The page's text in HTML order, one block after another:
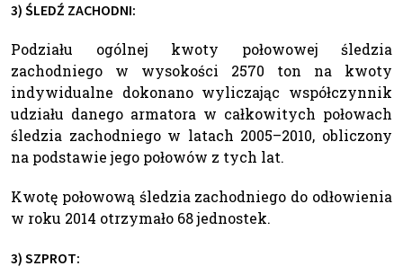
3) ŚLEDŹ ZACHODNI:
Podziału ogólnej kwoty połowowej śledzia
zachodniego w wysokości 2570 ton na kwoty
indywidualne dokonano wyliczając współczynnik
udziału danego armatora w całkowitych połowach
śledzia zachodniego w latach 2005–2010, obliczony
na podstawie jego połowów z tych lat.
Kwotę połowową śledzia zachodniego do odłowienia
w roku 2014 otrzymało 68 jednostek.
3) SZPROT: